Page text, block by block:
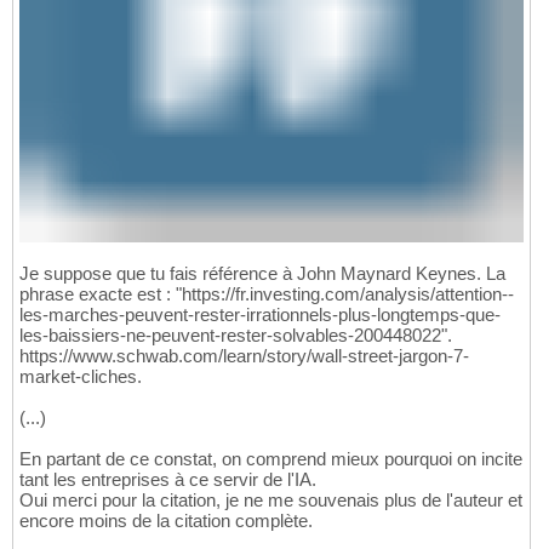
Je suppose que tu fais référence à John Maynard Keynes. La
phrase exacte est : "https://fr.investing.com/analysis/attention--
les-marches-peuvent-rester-irrationnels-plus-longtemps-que-
les-baissiers-ne-peuvent-rester-solvables-200448022".
https://www.schwab.com/learn/story/wall-street-jargon-7-
market-cliches.
(...)
En partant de ce constat, on comprend mieux pourquoi on incite
tant les entreprises à ce servir de l'IA.
Oui merci pour la citation, je ne me souvenais plus de l'auteur et
encore moins de la citation complète.